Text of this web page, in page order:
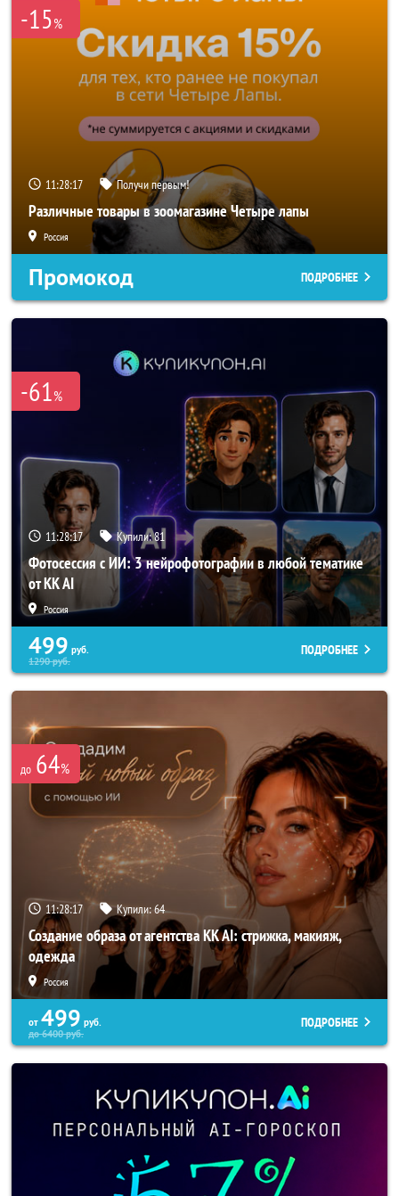
-15%
11:28:15 Получи первым!
Различные товары в зоомагазине Четыре лапы
Россия
Промокод ПОДРОБНЕЕ
-61%
11:28:15 Купили:81
Фотосессия с ИИ: 3 нейрофотографии в любой тематике
от KK AI
Россия
499 руб.
1290руб.
ПОДРОБНЕЕ
до 64%
11:28:15 Купили:64
Создание образа от агентства KK AI: стрижка, макияж,
одежда
Россия
от 499 руб.
до6400руб.
ПОДРОБНЕЕ